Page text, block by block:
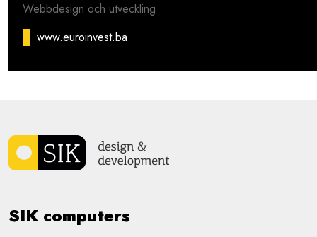
Webbdesign och utveckling
www.euroinvest.ba
SIK computers